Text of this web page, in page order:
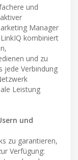
und
Manager
kombiniert
und zu
jede Verbindung
Leistung
und
zu garantieren,
Verfügung: